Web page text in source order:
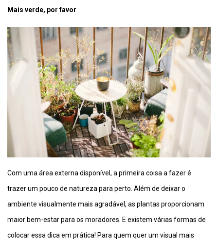
Mais verde, por favor
Com uma área externa disponível, a primeira coisa a fazer é
trazer um pouco de natureza para perto. Além de deixar o
ambiente visualmente mais agradável, as plantas proporcionam
maior bem-estar para os moradores. E existem várias formas de
colocar essa dica em prática! Para quem quer um visual mais